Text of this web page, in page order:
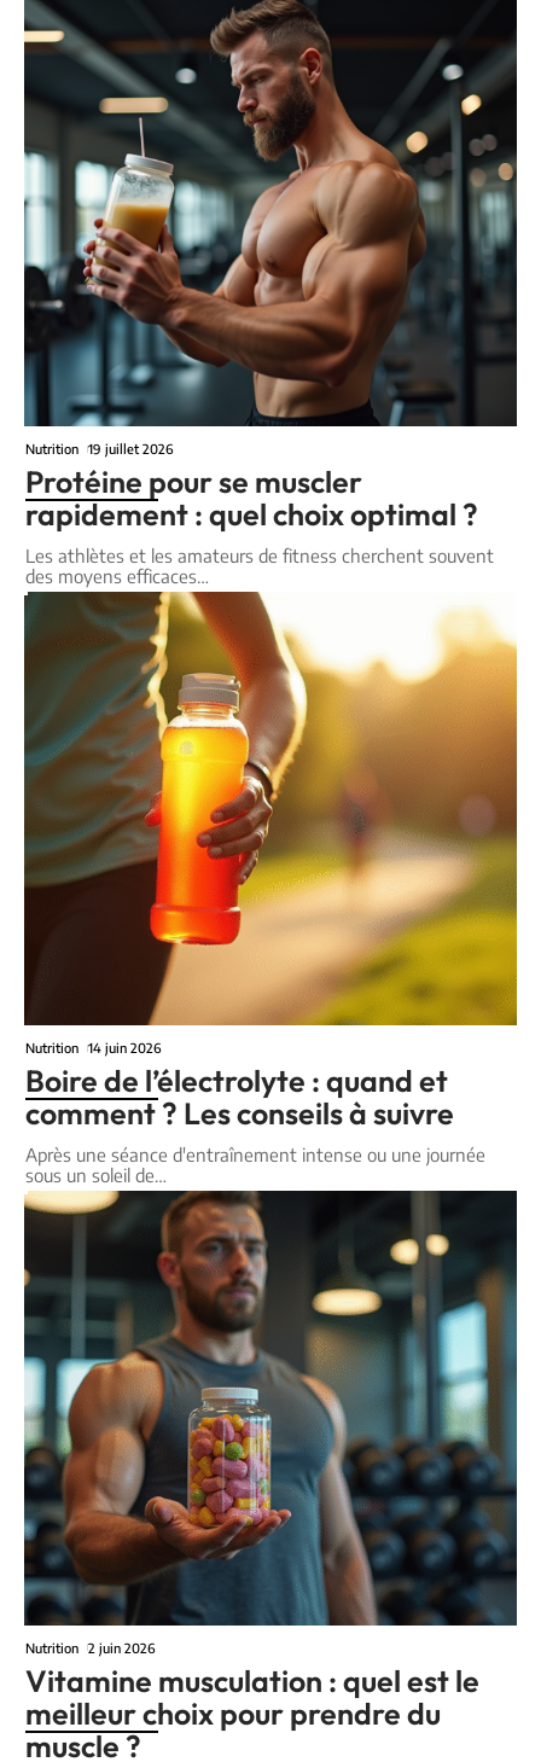
Nutrition 19 juillet 2026
Protéine pour se muscler
rapidement : quel choix optimal ?
Les athlètes et les amateurs de fitness cherchent souvent
des moyens efficaces…
Nutrition 14 juin 2026
Boire de l’électrolyte : quand et
comment ? Les conseils à suivre
Après une séance d'entraînement intense ou une journée
sous un soleil de…
Nutrition 2 juin 2026
Vitamine musculation : quel est le
meilleur choix pour prendre du
muscle ?